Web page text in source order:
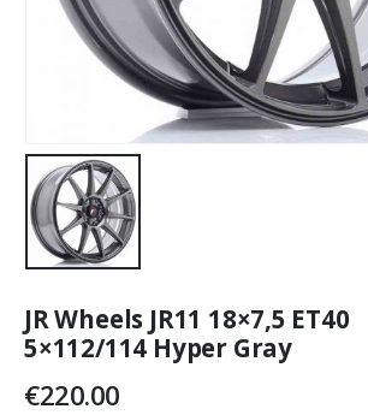
JR Wheels JR11 18×7,5 ET40
5×112/114 Hyper Gray
€220.00